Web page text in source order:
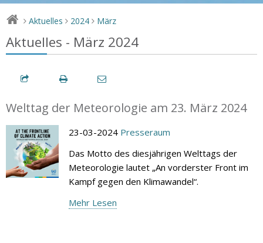
> Aktuelles > 2024 > März
Aktuelles - März 2024
Welttag der Meteorologie am 23. März 2024
23-03-2024 Presseraum
Das Motto des diesjährigen Welttags der
Meteorologie lautet „An vorderster Front im
Kampf gegen den Klimawandel“.
Mehr Lesen